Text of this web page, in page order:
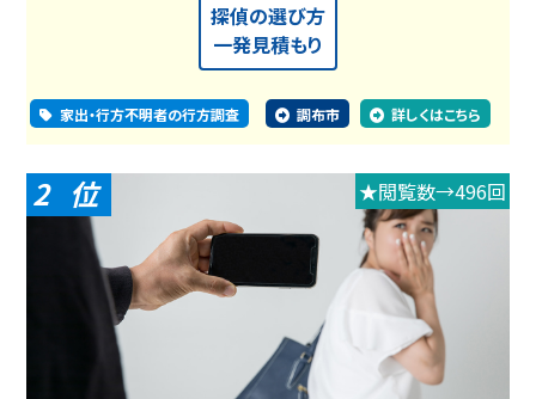
探偵の選び方
一発見積もり
家出・行方不明者の行方調査 調布市 詳しくはこちら
2 ★閲覧数→496回